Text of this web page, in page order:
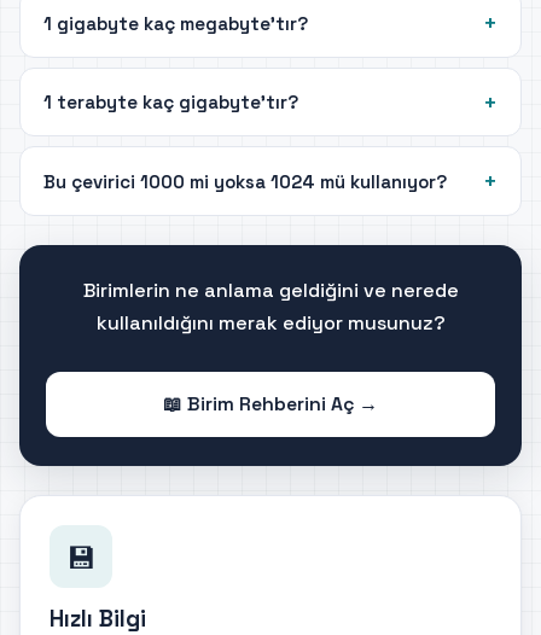
1 gigabyte kaç megabyte'tır?
1 terabyte kaç gigabyte'tır?
Bu çevirici 1000 mi yoksa 1024 mü kullanıyor?
Birimlerin ne anlama geldiğini ve nerede
kullanıldığını merak ediyor musunuz?
📖 Birim Rehberini Aç →
💾
Hızlı Bilgi